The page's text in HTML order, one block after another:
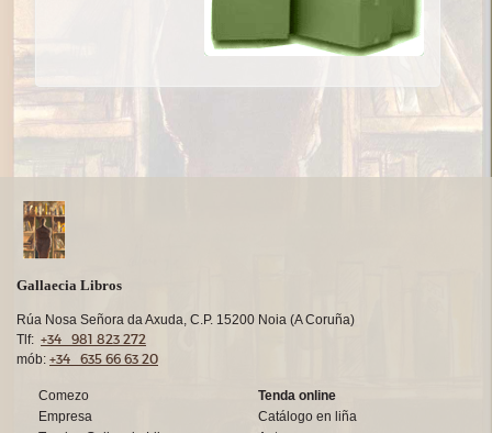
Gallaecia Libros
Rúa Nosa Señora da Axuda, C.P. 15200 Noia (A Coruña)
Tlf: +34 981 823 272
mób: +34 635 66 63 20
Comezo
Empresa
Tenda online
Catálogo en liña